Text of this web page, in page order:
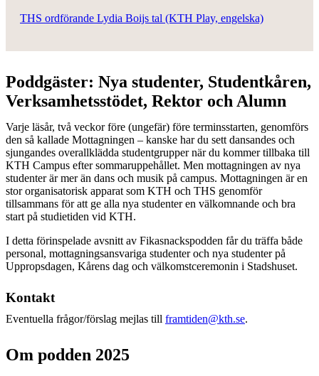
THS ordförande Lydia Boijs tal (KTH Play, engelska)
Poddgäster: Nya studenter, Studentkåren,
Verksamhetsstödet, Rektor och Alumn
Varje läsår, två veckor före (ungefär) före terminsstarten, genomförs
den så kallade Mottagningen – kanske har du sett dansandes och
sjungandes overallklädda studentgrupper när du kommer tillbaka till
KTH Campus efter sommaruppehållet. Men mottagningen av nya
studenter är mer än dans och musik på campus. Mottagningen är en
stor organisatorisk apparat som KTH och THS genomför
tillsammans för att ge alla nya studenter en välkomnande och bra
start på studietiden vid KTH.
I detta förinspelade avsnitt av Fikasnackspodden får du träffa både
personal, mottagningsansvariga studenter och nya studenter på
Uppropsdagen, Kårens dag och välkomstceremonin i Stadshuset.
Kontakt
Eventuella frågor/förslag mejlas till framtiden@kth.se.
Om podden 2025